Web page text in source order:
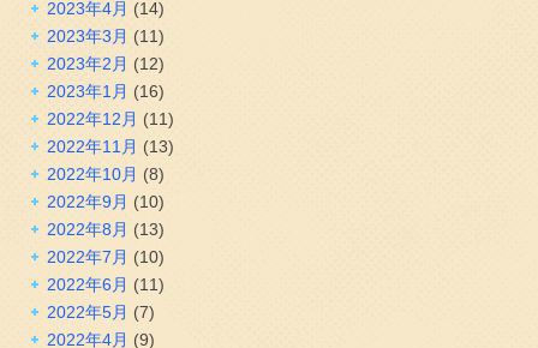
2023年4月 (14)
2023年3月 (11)
2023年2月 (12)
2023年1月 (16)
2022年12月 (11)
2022年11月 (13)
2022年10月 (8)
2022年9月 (10)
2022年8月 (13)
2022年7月 (10)
2022年6月 (11)
2022年5月 (7)
2022年4月 (9)